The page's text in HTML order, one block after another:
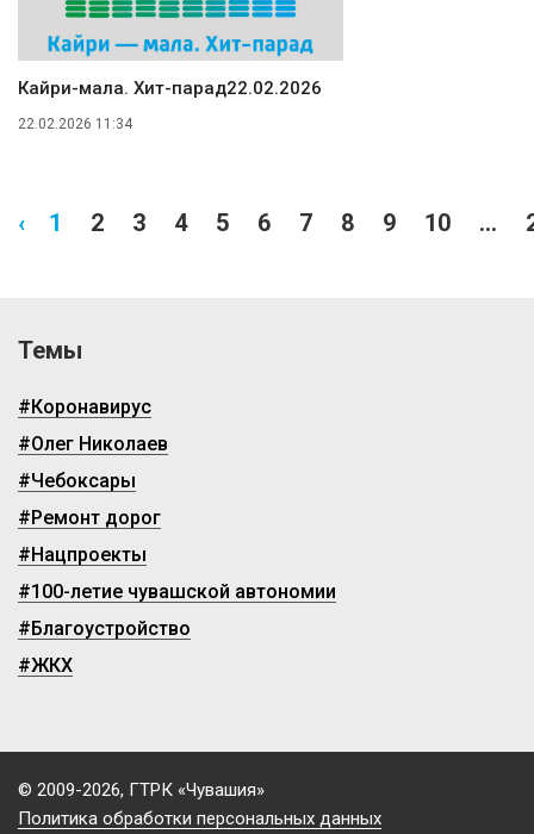
Кайри-мала. Хит-парад22.02.2026
22.02.2026 11:34
‹ 1 2 3 4 5 6 7 8 9 10 ...
Темы
#Коронавирус
#Олег Николаев
#Чебоксары
#Ремонт дорог
#Нацпроекты
#100-летие чувашской автономии
#Благоустройство
#ЖКХ
© 2009-2026, ГТРК «Чувашия»
Политика обработки персональных данных